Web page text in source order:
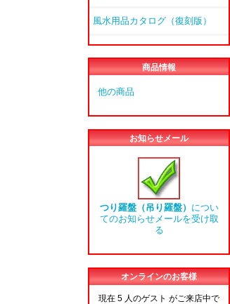
風水用品カタログ（復刻版）
商品情報
他の商品
お知らせメール
つり羅盤（吊り羅盤） につい
てのお知らせメールを受け取
る
オンラインのお客様
現在 5 人のゲスト がご来店中で